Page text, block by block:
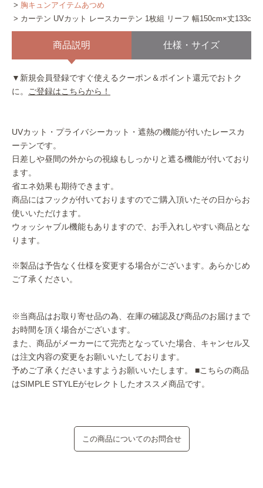
胸キュンアイテムあつめ
カーテン UVカット レースカーテン 1枚組 リーフ 幅150cm×丈133cm
商品説明 仕様・サイズ
▼新規会員登録ですぐ使えるクーポン＆ポイント還元でおトク
に。 ご登録はこちらから！
UVカット・プライバシーカット・遮熱の機能が付いたレースカ
ーテンです。
日差しや昼間の外からの視線もしっかりと遮る機能が付いており
ます。
省エネ効果も期待できます。
商品にはフックが付いておりますのでご購入頂いたその日からお
使いいただけます。
ウォッシャブル機能もありますので、お手入れしやすい商品とな
ります。
※製品は予告なく仕様を変更する場合がございます。あらかじめ
ご了承ください。
※当商品はお取り寄せ品の為、在庫の確認及び商品のお届けまで
お時間を頂く場合がございます。
また、商品がメーカーにて完売となっていた場合、キャンセル又
は注文内容の変更をお願いいたしております。
予めご了承くださいますようお願いいたします。 ■こちらの商品
はSIMPLE STYLEがセレクトしたオススメ商品です。
この商品についてのお問合せ